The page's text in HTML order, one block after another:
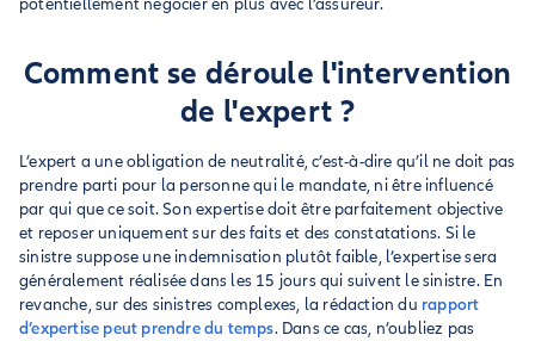
potentiellement négocier en plus avec l’assureur.
Comment se déroule l'intervention
de l'expert ?
L’expert a une obligation de neutralité, c’est-à-dire qu’il ne doit pas
prendre parti pour la personne qui le mandate, ni être influencé
par qui que ce soit. Son expertise doit être parfaitement objective
et reposer uniquement sur des faits et des constatations. Si le
sinistre suppose une indemnisation plutôt faible, l’expertise sera
généralement réalisée dans les 15 jours qui suivent le sinistre. En
revanche, sur des sinistres complexes, la rédaction du rapport
d’expertise peut prendre du temps. Dans ce cas, n’oubliez pas